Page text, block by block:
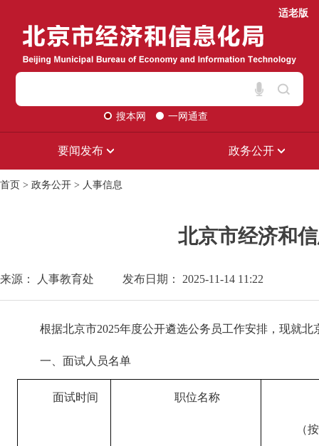
适老版
搜本网 一网通查
要闻发布 政务公开
首页 > 政务公开 > 人事信息
北京市经济和
来源： 人事教育处 发布日期： 2025-11-14 11:22
根据北京市2025年度公开遴选公务员工作安排，现就
一、面试人员名单
面试时间 职位名称
（